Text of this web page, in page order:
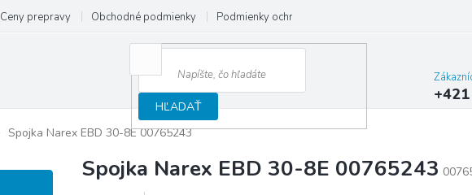
Ceny prepravy Obchodné podmienky Podmienky ochrany osobných údajov
HĽADAŤ
Spojka Narex EBD 30-8E 00765243
Spojka Narex EBD 30-8E 00765243